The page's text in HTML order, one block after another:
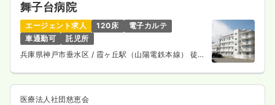
舞子台病院
エージェント求人 120床
電子カルテ
車通勤可
託児所
兵庫県神戸市垂水区 / 霞ヶ丘駅（山陽電鉄本線） 徒歩
医療法人社団慈恵会